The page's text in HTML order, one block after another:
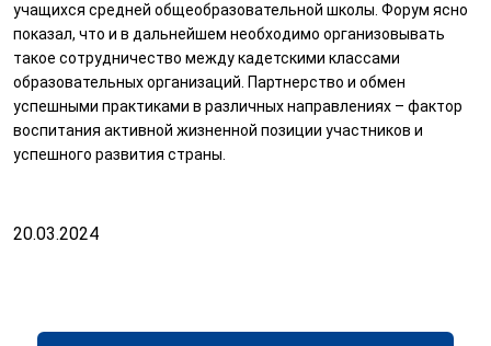
учащихся средней общеобразовательной школы. Форум ясно
показал, что и в дальнейшем необходимо организовывать
такое сотрудничество между кадетскими классами
образовательных организаций. Партнерство и обмен
успешными практиками в различных направлениях – фактор
воспитания активной жизненной позиции участников и
успешного развития страны.
20.03.2024